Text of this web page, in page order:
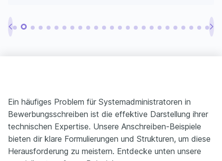
Ein häufiges Problem für Systemadministratoren in
Bewerbungsschreiben ist die effektive Darstellung ihrer
technischen Expertise. Unsere Anschreiben-Beispiele
bieten dir klare Formulierungen und Strukturen, um diese
Herausforderung zu meistern. Entdecke unten unsere